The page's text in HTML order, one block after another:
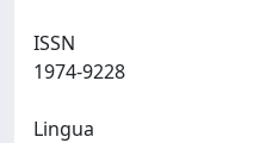
ISSN
Lingua